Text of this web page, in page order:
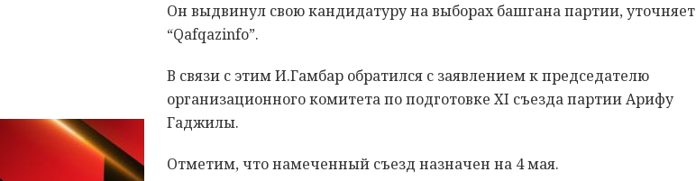
Он выдвинул свою кандидатуру на выборах башгана партии, уточняет
“Qafqazinfo”.
В связи с этим И.Гамбар обратился с заявлением к председателю
организационного комитета по подготовке XI съезда партии Арифу
Гаджилы.
Отметим, что намеченный съезд назначен на 4 мая.